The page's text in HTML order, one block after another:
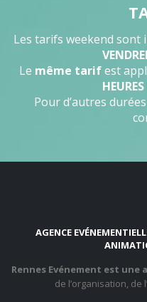
Les tarifs weekend sont
Le même tarifest
Pour d’autres
AGENCE
Rennes Evénement est une
de l’organisation, de